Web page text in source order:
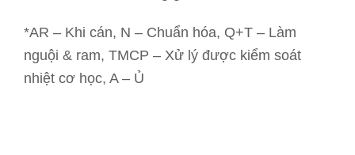
*AR – Khi cán, N – Chuẩn hóa, Q+T – Làm
nguội & ram, TMCP – Xử lý được kiểm soát
nhiệt cơ học, A – Ủ